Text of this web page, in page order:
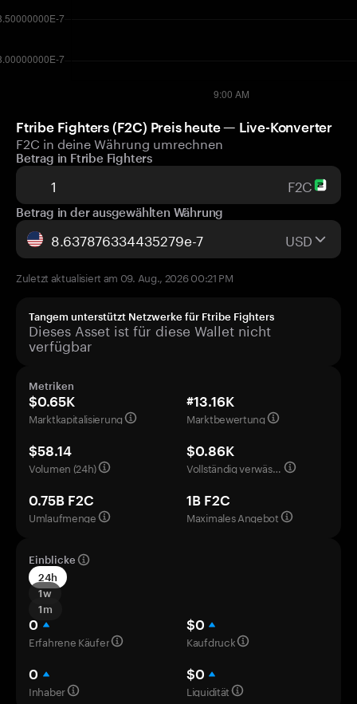
Ftribe Fighters (F2C) Preis heute — Live-Konverter
F2C in deine Währung umrechnen
Betrag in Ftribe Fighters
F2C
Betrag in der ausgewählten Währung
USD
Zuletzt aktualisiert am 09. Aug., 2026 00:21 PM
Tangem unterstützt Netzwerke für Ftribe Fighters
Dieses Asset ist für diese Wallet nicht
verfügbar
Metriken
$0.65K
Marktkapitalisierung
#13.16K
Marktbewertung
$58.14
Volumen (24h)
$0.86K
Vollständig verwässerte Bewertung
0.75B F2C
Umlaufmenge
1B F2C
Maximales Angebot
Einblicke
24h
1w
1m
0
Erfahrene Käufer
$0
Kaufdruck
0
Inhaber
$0
Liquidität